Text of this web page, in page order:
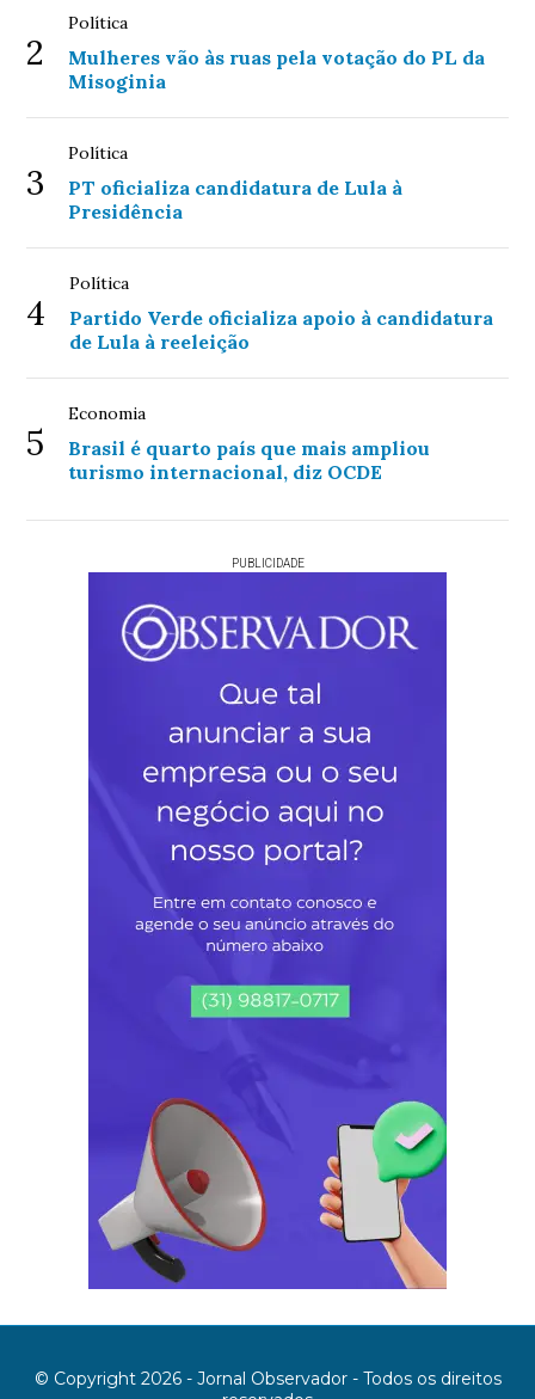
2
Política
Mulheres vão às ruas pela votação do PL da
Misoginia
3
Política
PT oficializa candidatura de Lula à
Presidência
4
Política
Partido Verde oficializa apoio à candidatura
de Lula à reeleição
5
Economia
Brasil é quarto país que mais ampliou
turismo internacional, diz OCDE
PUBLICIDADE
© Copyright 2026 - Jornal Observador - Todos os direitos